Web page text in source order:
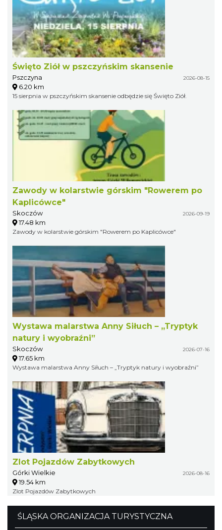
Święto Ziół w pszczyńskim skansenie
Pszczyna 2026-08-15
6.20 km
15 sierpnia w pszczyńskim skansenie odbędzie się Święto Ziół.
Zawody w kolarstwie górskim "Rowerem po
Kaplicówce"
Skoczów 2026-09-19
17.48 km
Zawody w kolarstwie górskim "Rowerem po Kaplicówce"
Wystawa malarstwa Anny Siłuch – „Tryptyk
natury i wyobraźni”
Skoczów 2026-07-16
17.65 km
Wystawa malarstwa Anny Siłuch – „Tryptyk natury i wyobraźni”
Zlot Pojazdów Zabytkowych
Górki Wielkie 2026-08-16
19.54 km
Zlot Pojazdów Zabytkowych
ŚLĄSKA ORGANIZACJA TURYSTYCZNA